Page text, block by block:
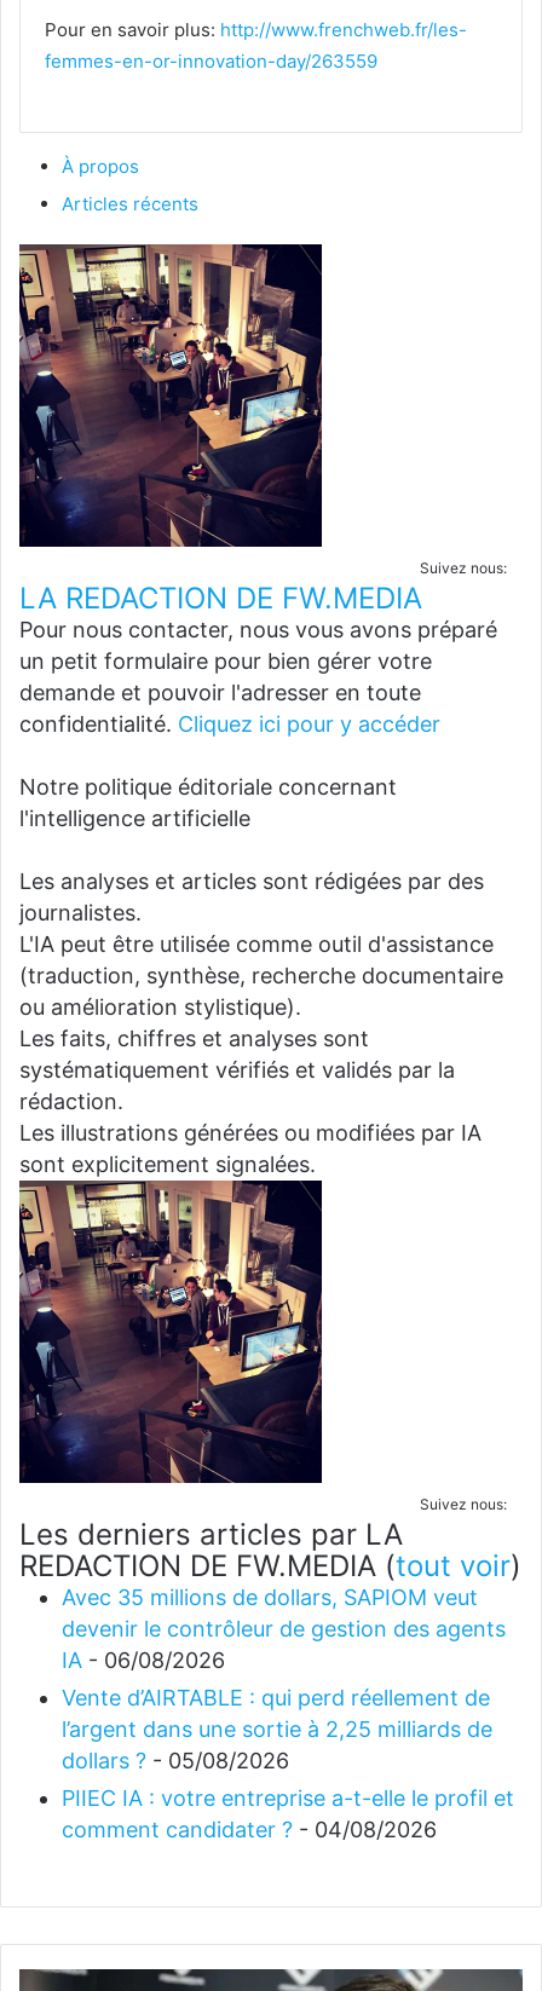
Pour en savoir plus: http://www.frenchweb.fr/les-
femmes-en-or-innovation-day/263559
À propos
Articles récents
Suivez nous:
LA REDACTION DE FW.MEDIA
Pour nous contacter, nous vous avons préparé
un petit formulaire pour bien gérer votre
demande et pouvoir l'adresser en toute
confidentialité. Cliquez ici pour y accéder
Notre politique éditoriale concernant
l'intelligence artificielle
Les analyses et articles sont rédigées par des
journalistes.
L'IA peut être utilisée comme outil d'assistance
(traduction, synthèse, recherche documentaire
ou amélioration stylistique).
Les faits, chiffres et analyses sont
systématiquement vérifiés et validés par la
rédaction.
Les illustrations générées ou modifiées par IA
sont explicitement signalées.
Suivez nous:
Les derniers articles par LA
REDACTION DE FW.MEDIA (tout voir)
Avec 35 millions de dollars, SAPIOM veut
devenir le contrôleur de gestion des agents
IA - 06/08/2026
Vente d’AIRTABLE : qui perd réellement de
l’argent dans une sortie à 2,25 milliards de
dollars ? - 05/08/2026
PIIEC IA : votre entreprise a-t-elle le profil et
comment candidater ? - 04/08/2026